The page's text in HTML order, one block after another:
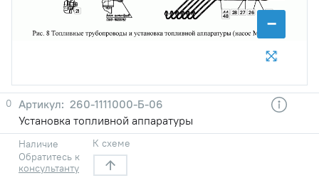
−
21 25
26
27
28
44
48
0
260-1111000-Б-06
Установка топливной аппаратуры
Наличие
Обратитесь к
консультанту
К схеме